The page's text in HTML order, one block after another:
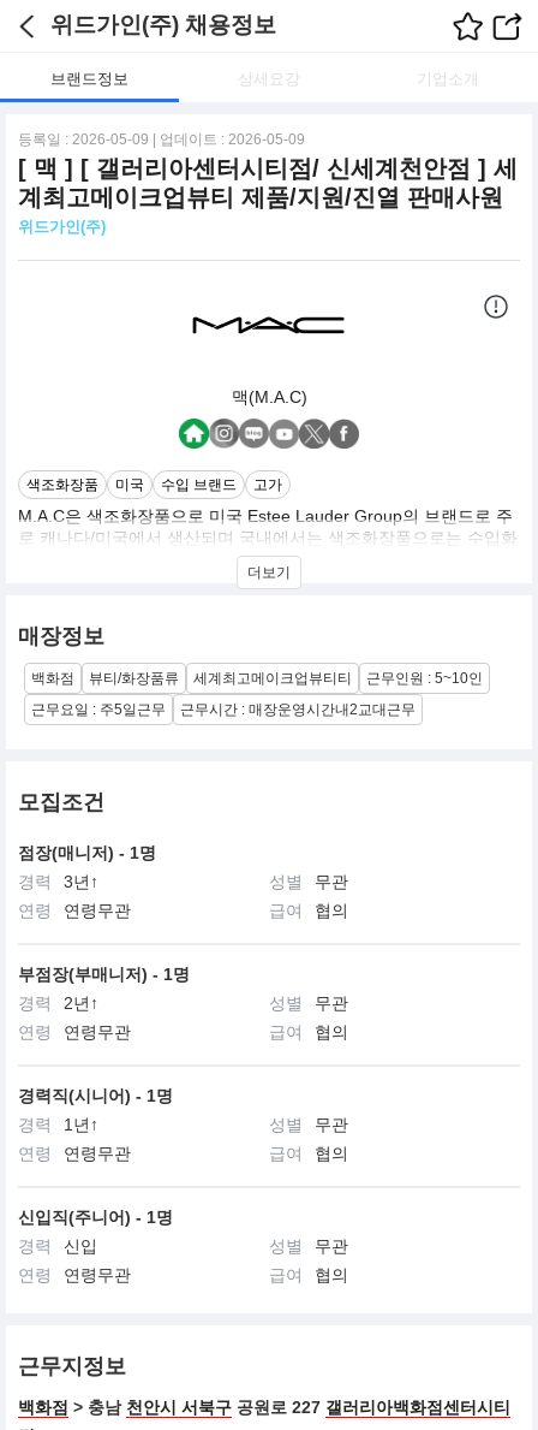
위드가인(주) 채용정보
브랜드정보 상세요강 기업소개
등록일 : 2026-05-09 | 업데이트 : 2026-05-09
[ 맥 ] [ 갤러리아센터시티점/ 신세계천안점 ] 세
계최고메이크업뷰티 제품/지원/진열 판매사원
위드가인(주)
맥(M.A.C)
색조화장품 미국 수입 브랜드 고가
M.A.C은 색조화장품으로 미국 Estee Lauder Group의 브랜드로 주
로 캐나다/미국에서 생산되며 국내에서는 색조화장품으로는 수입화
장품에도 불구하고 다소 저렴한 가격대와 뛰어난 색상, 품질로 한국
내에서의 시장규모가 커진 브랜드. 연예인 코디를 많이 하시는 분들
더보기
매장정보
백화점 뷰티/화장품류 세계최고메이크업뷰티티
근무인원 : 5~10인
근무요일 : 주5일근무
근무시간 : 매장운영시간내2교대근무
모집조건
점장(매니저) - 1명
경력
3년↑ 성별
무관
연령
연령무관 급여 협의
부점장(부매니저) - 1명
경력
2년↑ 성별
무관
연령
연령무관 급여 협의
경력직(시니어) - 1명
경력
1년↑ 성별
무관
연령
연령무관 급여 협의
신입직(주니어) - 1명
경력
신입 성별
무관
연령
연령무관 급여 협의
근무지정보
백화점 > 충남 천안시 서북구 공원로 227 갤러리아백화점센터시티